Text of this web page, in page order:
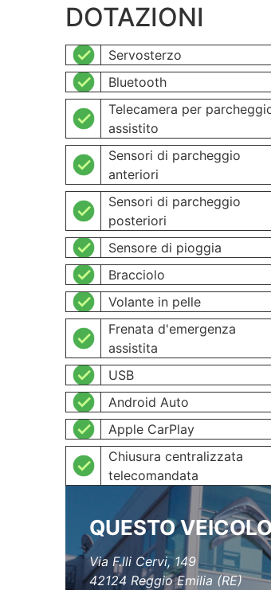
DOTAZIONI
Servosterzo
Bluetooth
Telecamera per
assistito
Sensori di parcheggio
anteriori
Sensori di parcheggio
posteriori
Sensore di pioggia
Bracciolo
Volante in pelle
Frenata d'emergenza
assistita
USB
Android Auto
Apple CarPlay
Chiusura centralizzata
telecomandata
QUESTO
Via F.lli Cervi, 149
42124 Reggio Emilia (RE)